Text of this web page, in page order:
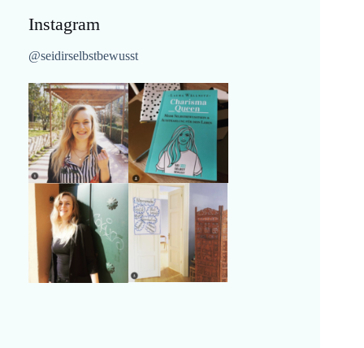
Instagram
@seidirselbstbewusst